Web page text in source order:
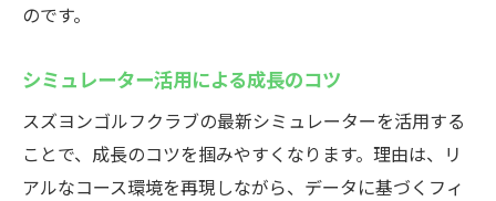
のです。
シミュレーター活用による成長のコツ
スズヨンゴルフクラブの最新シミュレーターを活用する
ことで、成長のコツを掴みやすくなります。理由は、リ
アルなコース環境を再現しながら、データに基づくフィ